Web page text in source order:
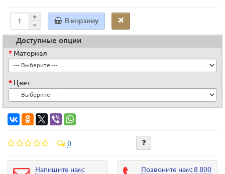
В корзину
Доступные опции
Материал
Цвет
0
Напишите нам:
Позвоните нам: 8 800